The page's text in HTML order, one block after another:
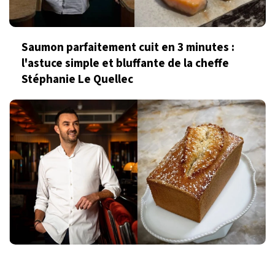
Saumon parfaitement cuit en 3 minutes :
l'astuce simple et bluffante de la cheffe
Stéphanie Le Quellec